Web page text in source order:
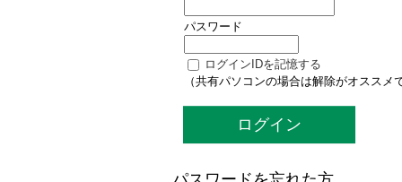
パスワード
ログインIDを記憶する
（共有パソコンの場合は解除がオススメ
ログイン